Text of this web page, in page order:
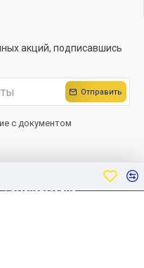
акций, подписавшись
Отправить
с документом
ЕрмаковМедиа